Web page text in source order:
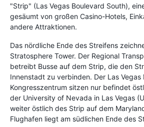
"Strip" (Las Vegas Boulevard South),
gesäumt von großen Casino-Hotels,
andere Attraktionen.
Das nördliche Ende des Streifens
Stratosphere Tower. Der Regional
betreibt Busse auf dem Strip, die den
Innenstadt zu verbinden. Der Las Vegas
Kongresszentrum sitzen nur befindet
der University of Nevada in Las Vegas
weiter östlich des Strip auf dem
Flughafen liegt am südlichen Ende des